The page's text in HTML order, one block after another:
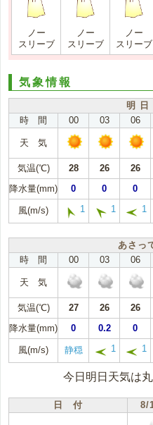
ノー
スリーブ
ノー
スリーブ
ノー
スリーブ
気象情報
明
時 間
00 03 06
天 気
気温(℃) 28 26 26
降水量(mm)
0 0 0
風(m/s) 1 1 1
あさっ
時 間
00 03 06
天 気
気温(℃) 27 26 26
降水量(mm)
0 0.2 0
風(m/s) 静穏 1 1
今日明日天気は
日 付 8/